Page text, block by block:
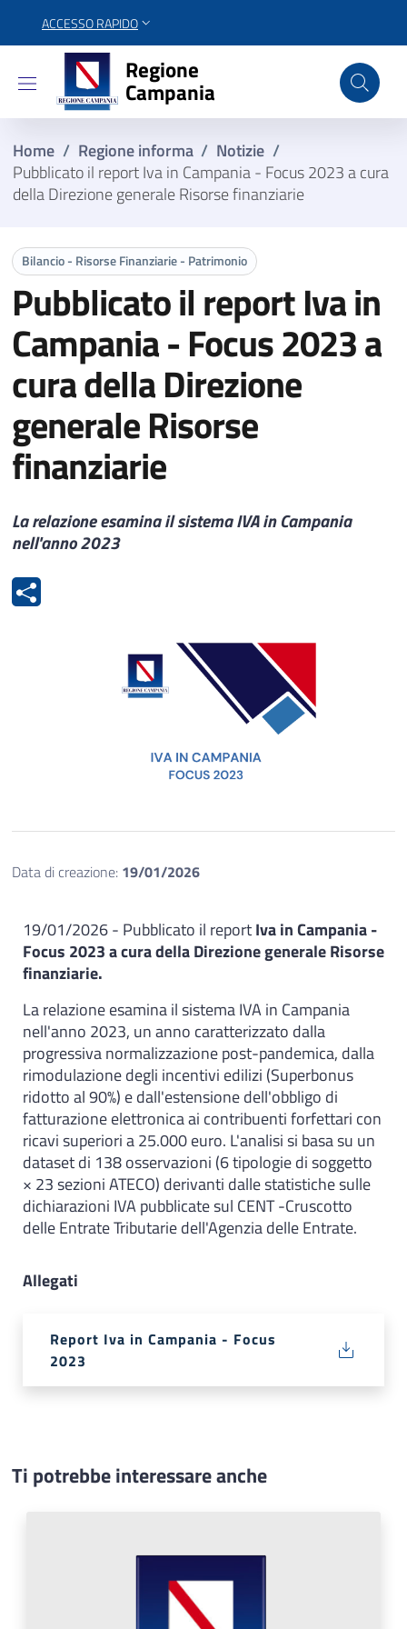
ACCESSO RAPIDO
Regione Campania
Regione
Campania
Home / Regione informa / Notizie /
Pubblicato il report Iva in Campania - Focus 2023 a cura
della Direzione generale Risorse finanziarie
Bilancio - Risorse Finanziarie - Patrimonio
Pubblicato il report Iva in
Campania - Focus 2023 a
cura della Direzione
generale Risorse
finanziarie
La relazione esamina il sistema IVA in Campania
nell'anno 2023
Data di creazione: 19/01/2026
19/01/2026 - Pubblicato il reportIva in Campania -
Focus 2023 a cura della Direzione generale Risorse
finanziarie.
La relazione esamina il sistema IVA in Campania
nell'anno 2023, un anno caratterizzato dalla
progressiva normalizzazione post-pandemica, dalla
rimodulazione degli incentivi edilizi (Superbonus
ridotto al 90%) e dall'estensione dell'obbligo di
fatturazione elettronica ai contribuenti forfettari con
ricavi superiori a 25.000 euro. L'analisi si basa su un
dataset di 138 osservazioni (6 tipologie di soggetto
× 23 sezioni ATECO) derivanti dalle statistiche sulle
dichiarazioni IVA pubblicate sul CENT -Cruscotto
delle Entrate Tributarie dell'Agenzia delle Entrate.
Allegati
Report Iva in Campania - Focus
2023
Ti potrebbe interessare anche